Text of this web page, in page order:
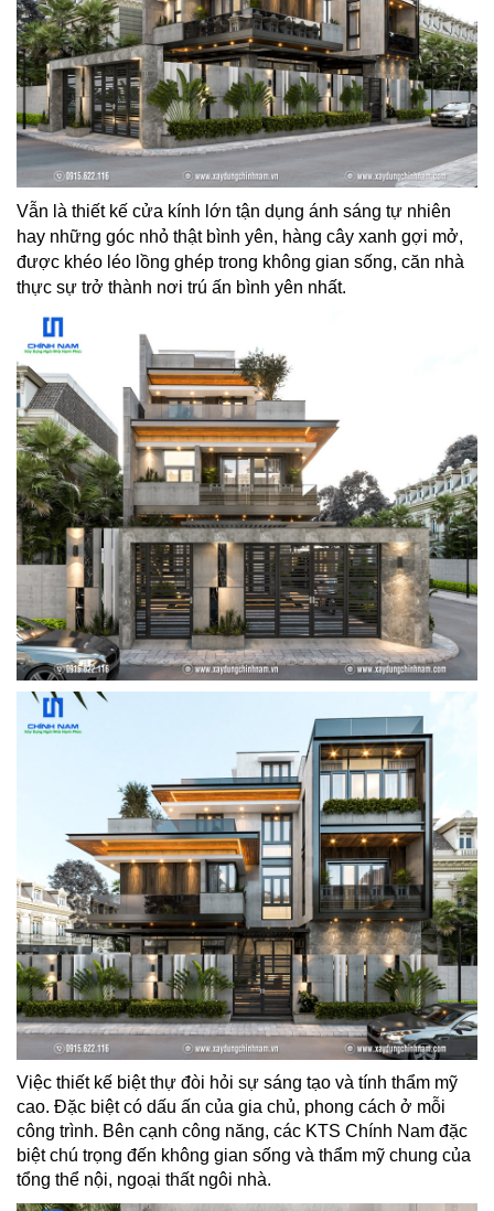
CẨM
NANG
XÂY
NHÀ
TUYỂN
DỤNG
CHĂM
SÓC
KHÁCH
HÀNG
LIÊN
HỆ
Vẫn là thiết kế cửa kính lớn tận dụng ánh sáng tự nhiên
hay những góc nhỏ thật bình yên, hàng cây xanh gợi mở,
được khéo léo lồng ghép trong không gian sống, căn nhà
thực sự trở thành nơi trú ấn bình yên nhất.
Việc thiết kế biệt thự đòi hỏi sự sáng tạo và tính thẩm mỹ
cao. Đặc biệt có dấu ấn của gia chủ, phong cách ở mỗi
công trình. Bên cạnh công năng, các KTS Chính Nam đặc
biệt chú trọng đến không gian sống và thẩm mỹ chung của
tổng thể nội, ngoại thất ngôi nhà.